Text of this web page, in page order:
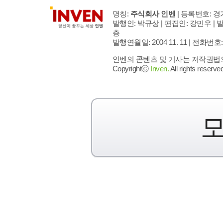
명칭: 주식회사 인벤 | 등록번호: 경
발행인: 박규상 | 편집인: 강민우 |
층
발행연월일: 2004 11. 11 | 전화번호
인벤의 콘텐츠 및 기사는 저작권
Copyrightⓒ Inven.All rights